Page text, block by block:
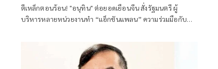
ตีเหล็กตอนร้อน! "อนุทิน" ต่อยอดเยือนจีน สั่งรัฐมนตรี ผู้
บริหารหลายหน่วยงานทำ “แอ็กชันแพลน” ความร่วมมือกับ
การปราบปรามอาชญากรรมข้ามชาติ การท่องเที่ยว เทคโนโลยี
แห่งอนาคตทั้งเอไอและอีวี ชูวิศวกรการเมืองฝ่าวิกฤตโลกไร้
ระเบียบ ลุยปฏิรูปราชการ-สร้างคน ดันเศรษฐกิจกระจายตัว